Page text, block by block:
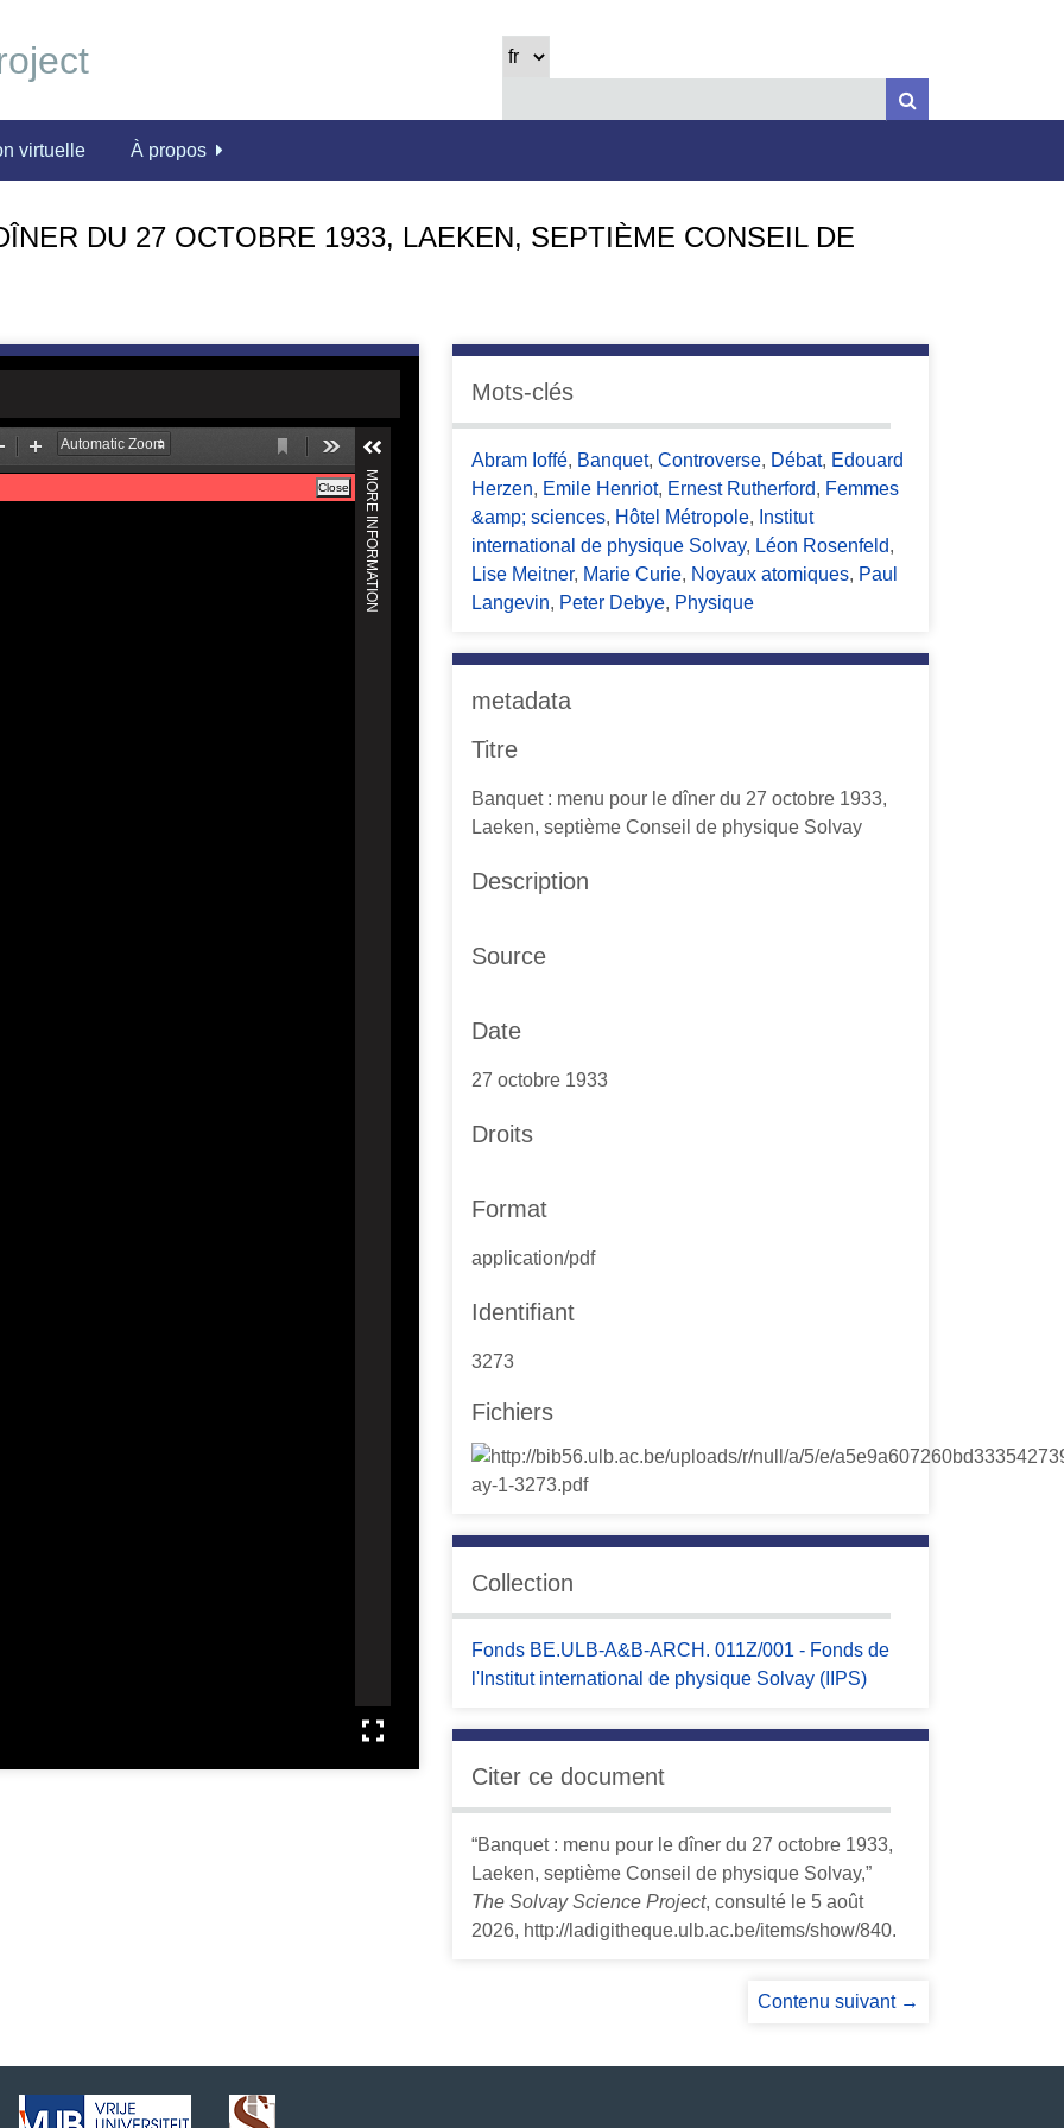
virtuelle À propos
DU 27 OCTOBRE 1933, LAEKEN, SEPTIÈME CONSEIL DE
Mots-clés
Abram Ioffé, Banquet,Controverse, Débat, Edouard
Herzen, Emile Henriot, Ernest Rutherford, Femmes
&amp; sciences, Hôtel Métropole, Institut
international de physique Solvay, Léon Rosenfeld,
Lise Meitner, Marie Curie, Noyaux atomiques, Paul
Langevin, Peter Debye, Physique
metadata
Titre
Banquet : menu pour le dîner du 27 octobre 1933,
Laeken, septième Conseil de physique Solvay
Description
Source
Date
27 octobre 1933
Droits
Format
application/pdf
Identifiant
3273
Fichiers
Collection
Fonds BE.ULB-A&B-ARCH. 011Z/001 - Fonds de
l'Institut international de physique Solvay (IIPS)
Citer ce document
“Banquet : menu pour le dîner du 27 octobre 1933,
Laeken, septième Conseil de physique Solvay,”
The Solvay Science Project, consulté le 5 août
2026, http://ladigitheque.ulb.ac.be/items/show/840.
Contenu suivant →